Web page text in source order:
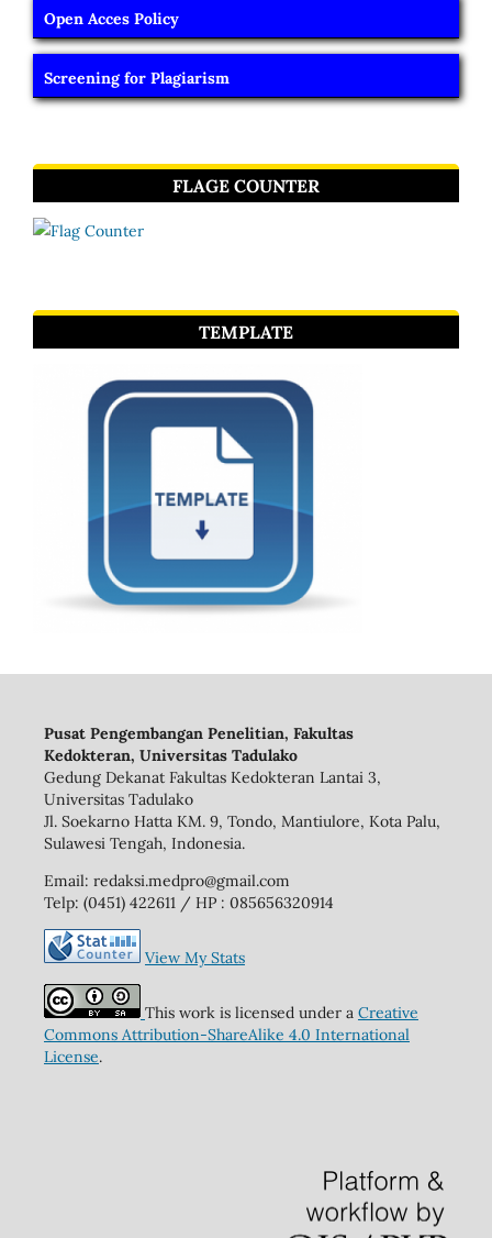
Open Acces Policy
Screening for Plagiarism
FLAGE COUNTER
TEMPLATE
Pusat Pengembangan Penelitian, Fakultas
Kedokteran, Universitas Tadulako
Gedung Dekanat Fakultas Kedokteran Lantai 3,
Universitas Tadulako
Jl. Soekarno Hatta KM. 9, Tondo, Mantiulore, Kota Palu,
Sulawesi Tengah, Indonesia.
Email: redaksi.medpro@gmail.com
Telp: (0451) 422611 / HP : 085656320914
View My Stats
This work is licensed under a Creative
Commons Attribution-ShareAlike 4.0 International
License.